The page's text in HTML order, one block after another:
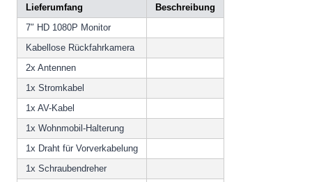
Lieferumfang
Beschreibung
7″ HD 1080P Monitor
Kabellose Rückfahrkamera
2x Antennen
1x Stromkabel
1x AV-Kabel
1x Wohnmobil-Halterung
1x Draht für Vorverkabelung
1x Schraubendreher